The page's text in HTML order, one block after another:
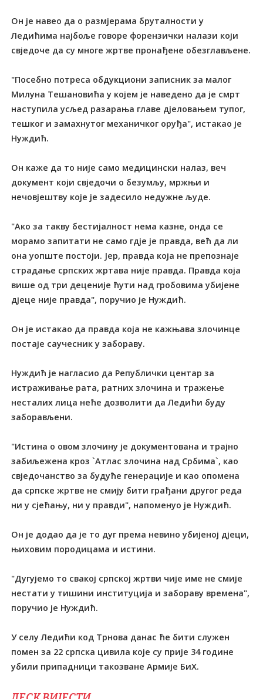
Он је навео да о размјерама бруталности у
Ледићима најбоље говоре форензички налази који
свједоче да су многе жртве пронађене обезглављене.
"Посебно потреса обдукциони записник за малог
Милуна Тешановића у којем је наведено да је смрт
наступила усљед разарања главе дјеловањем тупог,
тешког и замахнутог механичког оруђа", истакао је
Нуждић.
Он каже да то није само медицински налаз, веч
документ који свједочи о безумљу, мржњи и
нечовјештву које је задесило недужне људе.
"Ако за такву бестијалност нема казне, онда се
морамо запитати не само гдје је правда, већ да ли
она уопште постоји. Јер, правда која не препознаје
страдање српских жртава није правда. Правда која
више од три деценије ћути над гробовима убијене
дјеце није правда", поручио је Нуждић.
Он је истакао да правда која не кажњава злочинце
постаје саучесник у забораву.
Нуждић је нагласио да Републички центар за
истраживање рата, ратних злочина и тражење
несталих лица неће дозволити да Ледићи буду
заборављени.
"Истина о овом злочину је документована и трајно
забиљежена кроз `Атлас злочина над Србима`, као
свједочанство за будуће генерације и као опомена
да српске жртве не смију бити грађани другог реда
ни у сјећању, ни у правди", напоменуо је Нуждић.
Он је додао да је то дуг према невино убијеној дјеци,
њиховим породицама и истини.
"Дугујемо то свакој српској жртви чије име не смије
нестати у тишини институција и забораву времена",
поручио је Нуждић.
У селу Ледићи код Трнова данас ће бити служен
помен за 22 српска цивила које су прије 34 године
убили припадници такозване Армије БиХ.